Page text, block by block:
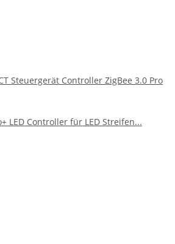
Steuergerät Controller ZigBee 3.0 Pro